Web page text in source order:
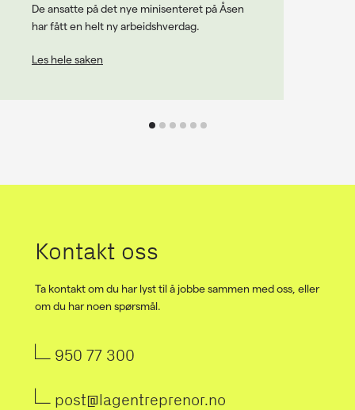
De ansatte på det nye minisenteret på Åsen
har fått en helt ny arbeidshverdag.
Les hele saken
Kontakt oss
Ta kontakt om du har lyst til å jobbe sammen med oss, eller
om du har noen spørsmål.
950 77 300
post@lagentreprenor.no